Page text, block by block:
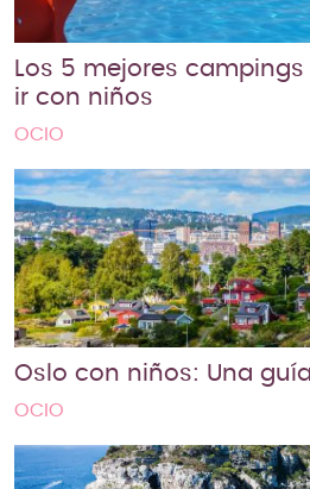
Los 5 mejores
ir con niños
OCIO
Oslo con niños: Una
OCIO